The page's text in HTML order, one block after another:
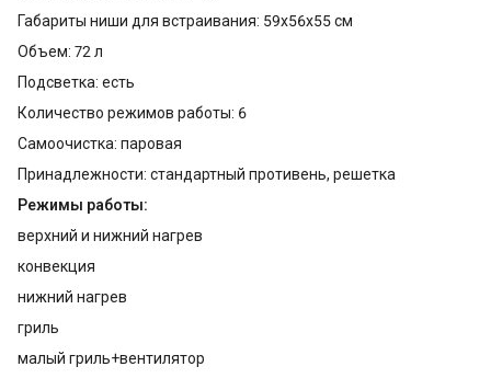
Габариты ниши для встраивания: 59x56x55 см
Объем: 72 л
Подсветка: есть
Количество режимов работы: 6
Самоочистка: паровая
Принадлежности: стандартный противень, решетка
Режимы работы:
верхний и нижний нагрев
конвекция
нижний нагрев
гриль
малый гриль+вентилятор